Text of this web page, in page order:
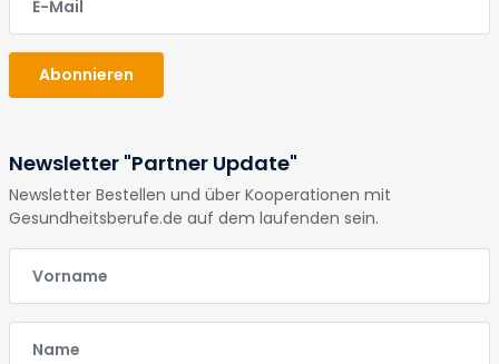
Abonnieren
Newsletter "Partner Update"
Newsletter Bestellen und über Kooperationen mit
Gesundheitsberufe.de auf dem laufenden sein.